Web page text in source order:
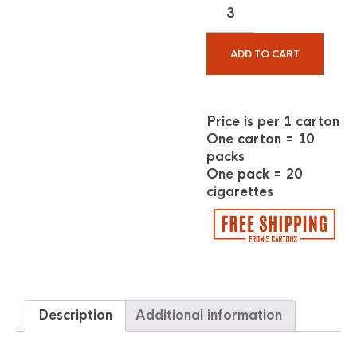
ADD TO CART
Price is per 1 carton
One carton = 10
packs
One pack = 20
cigarettes
Description Additional information